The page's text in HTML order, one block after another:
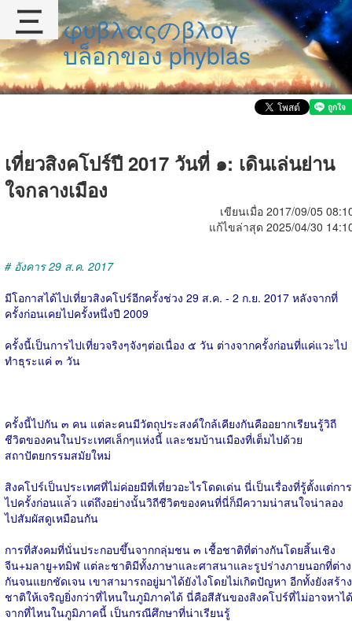
φυβλαςのβλογ
บล็อกของ phyblas
เที่ยวสิงคโปร์ปี 2017 วันที่ ๑: เดินเล่นย่าน
ใจกลางเมือง
เขียนเมื่อ 2017/09/05
แก้ไขล่าสุด 2025/04/30
# อังคาร 29 ส.ค. 2017
มีโอกาสได้ไปเที่ยวสิงคโปร์อีกครั้งช่วง 29 ส.ค. - 2 ก.ย. 2017 หลังจากที่
ครั้งก่อนเคยไปครั้งหนึ่งปี 2009
ครั้งนี้เป็นการไปเที่ยวจริงๆจังๆต่อเนื่อง ๕ วัน ต่างจากครั้งก่อนที่แค่แวะไป
ทำธุระแค่ ๓ วัน
ครั้งนี้ไปกัน ๓ คน แต่ละคนมีวัตถุประสงค์ใกล้เคียงกันคืออยากเรียนรู้วิถี
ชีวิตของคนในประเทศเล็กๆแห่งนี้ และชมบ้านเมืองที่เต็มไปด้วย
สถาปัตยกรรมสมัยใหม่
สิงคโปร์เป็นประเทศที่ไม่ค่อยมีที่เที่ยวอะไรโดดเด่น นี่เป็นเรื่องที่รู้ตั้งแต่การ
ไปครั้งก่อนแล่้ว แต่ถึงอย่างนั้นวิถีชีวิตของคนที่นี่ก็มีความน่าสนใจน่าลอง
ไปสัมผัสดูเหมือนกัน
การที่สังคมที่นั่นประกอบขึ้นจากกลุ่มชน ๓ เชื้อชาติที่ต่างกันโดยสิ้นเชิง
จีน+มลายู+ทมิฬ แต่ละชาติมีทั้งภาษาและศาสนาและรูปร่างภายนอกที่ต่าง
กันจนแยกชัดเจน เขาสามารถอยู่มาได้ยังไงโดยไม่เกิดปัญหา อีกทั้งยังสร้าง
ชาติให้เจริญยิ่งกว่าที่ไหนในภูมิภาคได้ นี่คือสีสันของสิงคโปร์ที่ไม่อาจหาได้
จากที่ไหนในภูมิภาคนี้ เป็นกรณีศึกษาที่น่าเรียนรู้
三